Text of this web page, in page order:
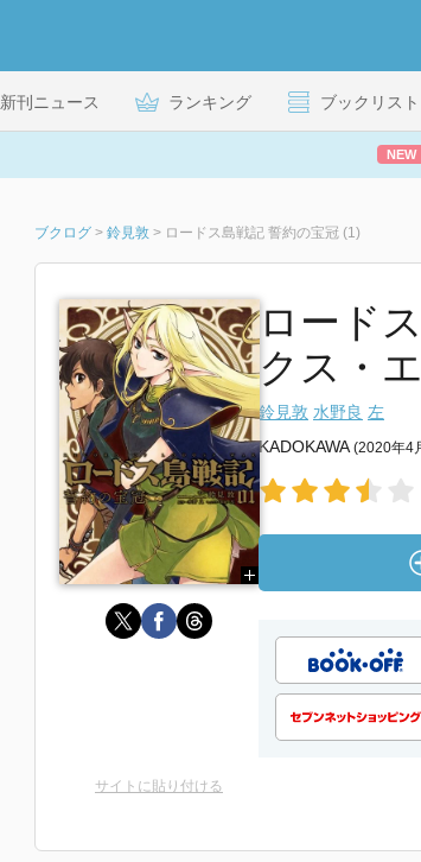
新刊ニュース ランキング ブックリスト
NEW
ブクログ > 鈴見敦 > ロードス島戦記 誓約の宝冠 (1)
ロード
クス・
鈴見敦 水野良 左
KADOKAWA(2020年4
サイトに貼り付ける